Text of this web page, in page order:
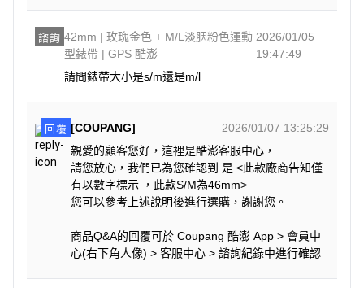
諮詢 42mm | 玫瑰金色 + M/L淡胭粉色運動
型錶帶 | GPS 酷澎
2026/01/05
19:47:49
請問錶帶大小是s/m還是m/l
回覆 [COUPANG]
2026/01/07 13:25:29
親愛的顧客您好，這裡是酷澎客服中心，
請您放心，我們已為您確認到 是 <此款廠商告知僅
有以數字標示 ，此款S/M為46mm>
您可以參考上述說明後進行選購，謝謝您。
商品Q&A的回覆可於 Coupang 酷澎 App > 會員中
心(右下角人像) > 客服中心 > 諮詢紀錄中進行確認